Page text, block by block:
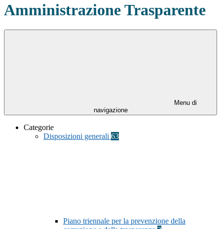
Amministrazione Trasparente
Menu di
navigazione
Categorie
Disposizioni generali 63
Piano triennale per la prevenzione della